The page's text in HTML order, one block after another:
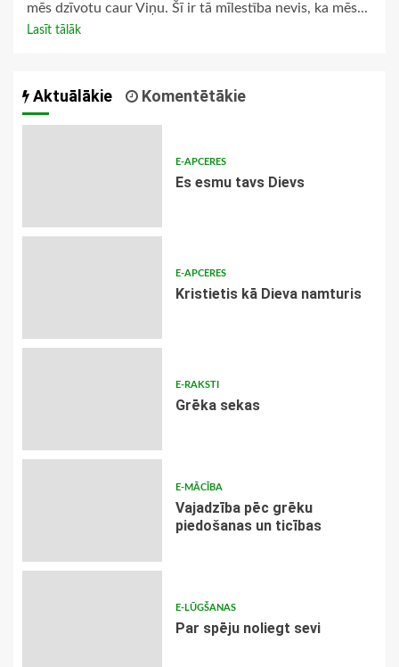
mēs dzīvotu caur Viņu. Šī ir tā mīlestība nevis, ka mēs...
Lasīt tālāk
Aktuālākie Komentētākie
E-APCERES
Es esmu tavs Dievs
E-APCERES
Kristietis kā Dieva namturis
E-RAKSTI
Grēka sekas
E-MĀCĪBA
Vajadzība pēc grēku
piedošanas un ticības
E-LŪGŠANAS
Par spēju noliegt sevi